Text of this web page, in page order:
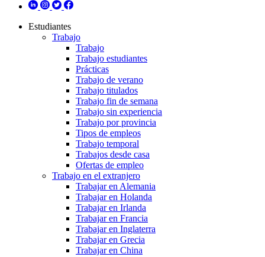
Estudiantes
Trabajo
Trabajo
Trabajo estudiantes
Prácticas
Trabajo de verano
Trabajo titulados
Trabajo fin de semana
Trabajo sin experiencia
Trabajo por provincia
Tipos de empleos
Trabajo temporal
Trabajos desde casa
Ofertas de empleo
Trabajo en el extranjero
Trabajar en Alemania
Trabajar en Holanda
Trabajar en Irlanda
Trabajar en Francia
Trabajar en Inglaterra
Trabajar en Grecia
Trabajar en China